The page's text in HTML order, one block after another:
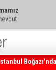
Mercan